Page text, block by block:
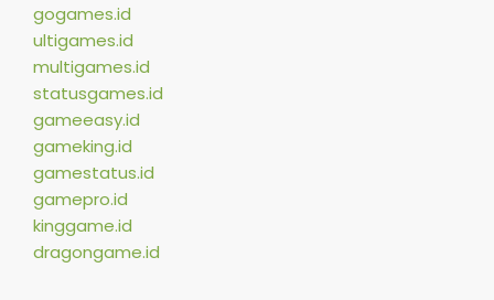
gogames.id
ultigames.id
multigames.id
statusgames.id
gameeasy.id
gameking.id
gamestatus.id
gamepro.id
kinggame.id
dragongame.id